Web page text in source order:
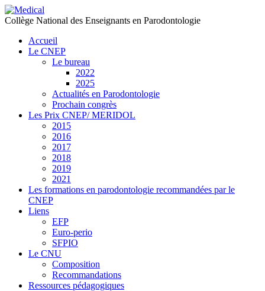
Collège National des Enseignants en Parodontologie
Accueil
Le CNEP
Le bureau
2022
2025
Actualités en Parodontologie
Prochain congrès
Les Prix CNEP/ MERIDOL
2015
2016
2017
2018
2019
2021
Les formations en parodontologie recommandées par le
CNEP
Liens
EFP
Euro-perio
SFPIO
Le CNU
Composition
Recommandations
Ressources pédagogiques
précédente
précédent
suivante
suivant